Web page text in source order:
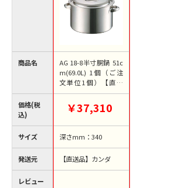
商品名
価格(税
込)
サイズ
発送元
レビュー
AG 18-8半寸胴鍋 51c
m(69.0L) 1個（ご注
文単位1個）【直送
品】
￥37,310
深さmm：340
【直送品】カンダ